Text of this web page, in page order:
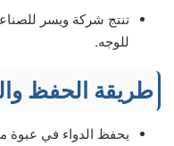
للوجه.
طريقة الحفظ
يحفظ الدواء في عبوة